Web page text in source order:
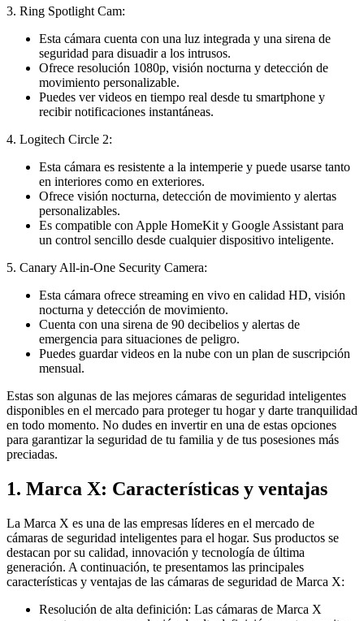
3. Ring Spotlight Cam:
Esta cámara cuenta con una luz integrada y una sirena de
seguridad para disuadir a los intrusos.
Ofrece resolución 1080p, visión nocturna y detección de
movimiento personalizable.
Puedes ver videos en tiempo real desde tu smartphone y
recibir notificaciones instantáneas.
4. Logitech Circle 2:
Esta cámara es resistente a la intemperie y puede usarse tanto
en interiores como en exteriores.
Ofrece visión nocturna, detección de movimiento y alertas
personalizables.
Es compatible con Apple HomeKit y Google Assistant para
un control sencillo desde cualquier dispositivo inteligente.
5. Canary All-in-One Security Camera:
Esta cámara ofrece streaming en vivo en calidad HD, visión
nocturna y detección de movimiento.
Cuenta con una sirena de 90 decibelios y alertas de
emergencia para situaciones de peligro.
Puedes guardar videos en la nube con un plan de suscripción
mensual.
Estas son algunas de las mejores cámaras de seguridad inteligentes
disponibles en el mercado para proteger tu hogar y darte tranquilidad
en todo momento. No dudes en invertir en una de estas opciones
para garantizar la seguridad de tu familia y de tus posesiones más
preciadas.
1. Marca X: Características y ventajas
La Marca X es una de las empresas líderes en el mercado de
cámaras de seguridad inteligentes para el hogar. Sus productos se
destacan por su calidad, innovación y tecnología de última
generación. A continuación, te presentamos las principales
características y ventajas de las cámaras de seguridad de Marca X:
Resolución de alta definición: Las cámaras de Marca X